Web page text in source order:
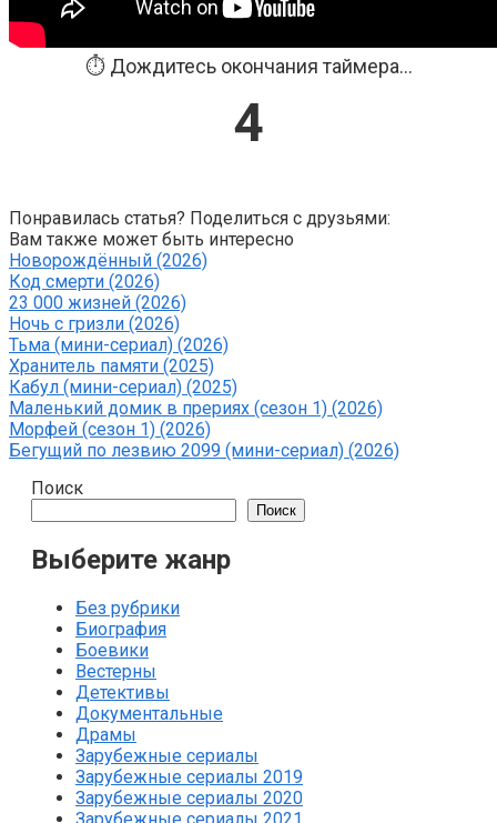
⏱️ Дождитесь окончания таймера...
3
Понравилась статья? Поделиться с друзьями:
Вам также может быть интересно
Новорождённый (2026)
Код смерти (2026)
23 000 жизней (2026)
Ночь с гризли (2026)
Тьма (мини-сериал) (2026)
Хранитель памяти (2025)
Кабул (мини-сериал) (2025)
Маленький домик в прериях (сезон 1) (2026)
Морфей (сезон 1) (2026)
Бегущий по лезвию 2099 (мини-сериал) (2026)
Поиск
Поиск
Выберите жанр
Без рубрики
Биография
Боевики
Вестерны
Детективы
Документальные
Драмы
Зарубежные сериалы
Зарубежные сериалы 2019
Зарубежные сериалы 2020